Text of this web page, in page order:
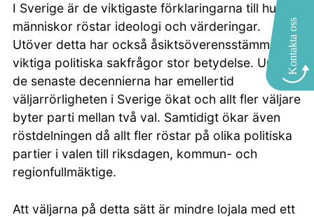
Kontakta oss
I Sverige är de viktigaste förklaringarna till hur
människor röstar ideologi och värderingar.
Utöver detta har också åsiktsöverensstämmelse i
viktiga politiska sakfrågor stor betydelse. Under
de senaste decennierna har emellertid
väljarrörligheten i Sverige ökat och allt fler väljare
byter parti mellan två val. Samtidigt ökar även
röstdelningen då allt fler röstar på olika politiska
partier i valen till riksdagen, kommun- och
regionfullmäktige.
Att väljarna på detta sätt är mindre lojala med ett